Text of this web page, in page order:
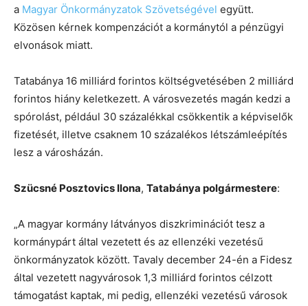
a Magyar Önkormányzatok Szövetségével együtt.
Közösen kérnek kompenzációt a kormánytól a pénzügyi
elvonások miatt.
Tatabánya 16 milliárd forintos költségvetésében 2 milliárd
forintos hiány keletkezett. A városvezetés magán kedzi a
spórolást, például 30 százalékkal csökkentik a képviselők
fizetését, illetve csaknem 10 százalékos létszámleépítés
lesz a városházán.
Szücsné Posztovics Ilona, Tatabánya polgármestere:
„A magyar kormány látványos diszkriminációt tesz a
kormánypárt által vezetett és az ellenzéki vezetésű
önkormányzatok között. Tavaly december 24-én a Fidesz
által vezetett nagyvárosok 1,3 milliárd forintos célzott
támogatást kaptak, mi pedig, ellenzéki vezetésű városok